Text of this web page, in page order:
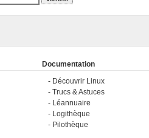
Documentation
Découvrir Linux
Trucs & Astuces
Léannuaire
Logithèque
Pilothèque